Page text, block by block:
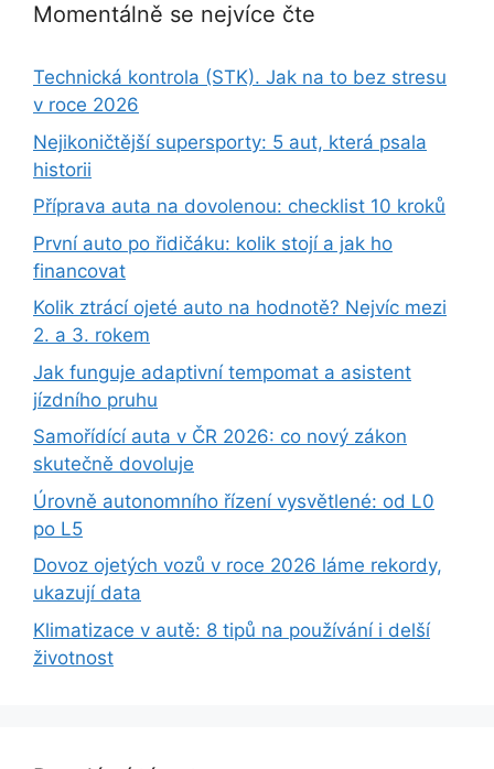
Momentálně se nejvíce čte
Technická kontrola (STK). Jak na to bez stresu
v roce 2026
Nejikoničtější supersporty: 5 aut, která psala
historii
Příprava auta na dovolenou: checklist 10 kroků
První auto po řidičáku: kolik stojí a jak ho
financovat
Kolik ztrácí ojeté auto na hodnotě? Nejvíc mezi
2. a 3. rokem
Jak funguje adaptivní tempomat a asistent
jízdního pruhu
Samořídící auta v ČR 2026: co nový zákon
skutečně dovoluje
Úrovně autonomního řízení vysvětlené: od L0
po L5
Dovoz ojetých vozů v roce 2026 láme rekordy,
ukazují data
Klimatizace v autě: 8 tipů na používání i delší
životnost